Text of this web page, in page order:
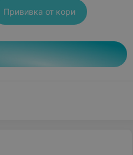
Прививка от кори